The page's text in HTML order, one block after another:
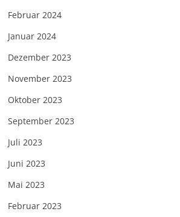
Februar 2024
Januar 2024
Dezember 2023
November 2023
Oktober 2023
September 2023
Juli 2023
Juni 2023
Mai 2023
Februar 2023